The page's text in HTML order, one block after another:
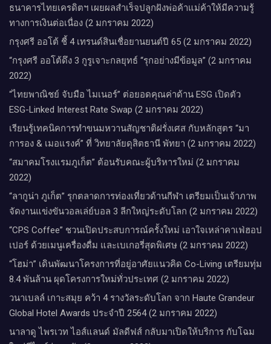
ธนาคารไทยเครดิตฯ เผยผลสำเร็จปลูกฝังพ่อค้าแม่ค้าให้มีความรู้
ทางการเงินต่อเนื่อง (2 มกราคม 2022)
กรุงศรี ออโต้ ชี้ 4 เทรนด์สินเชื่อยานยนต์ปี 65 (2 มกราคม 2022)
“กรุงศรี ออโต้ดึง 3 กูรูเจาะกลยุทธ์ “รุกอย่างมีข้อมูล” (2 มกราคม
2022)
“ไทยพาณิชย์ จับมือ ไมเนอร์” ต่อยอดคุณค่าด้าน ESG เปิดตัว
ESG-Linked Interest Rate Swap (2 มกราคม 2022)
เรียนรู้เทคนิคการทำขนมหวานสัญชาติฝรั่งเศส กับหลักสูตร “มา
การอง & เมอแรงค์” ที่ วิทยาลัยดุสิตธานี พัทยา (2 มกราคม 2022)
“สมาคมโรงแรมภูเก็ต” ต้อนรับคณะผู้บริหารใหม่ (2 มกราคม
2022)
“ลากูน่า ภูเก็ต” รุกตลาดการท่องเที่ยวด้านกีฬา เตรียมเป็นเจ้าภาพ
จัดงานแข่งขันวอลเล่ย์บอล 3 ลีกใหญ่ระดับโลก (2 มกราคม 2022)
“CPS Coffee” ชวนเปิดประสบการณ์ครั้งใหม่ เอาใจเหล่าคาเฟ่ฮอป
เปอร์ ด้วยเมนูเครื่องดื่ม และเบเกอรี่สุดพิเศษ (2 มกราคม 2022)
“โฮม่า” เดินพัฒนาโครงการที่อยู่อาศัยแนวคิด Co-Living เตรียมทุ่ม
8.4 พันล้าน ผุดโครงการใหม่ทั่วประเทศ (2 มกราคม 2022)
วนาเบลล์ เกาะสมุย คว้า 4 รางวัลระดับโลก จาก Haute Grandeur
Global Hotel Awards ประจำปี 2564 (2 มกราคม 2022)
นาลาดู ไพรเวท ไอส์แลนด์ มัลดีฟส์ กลับมาเปิดให้บริการ กับโฉม